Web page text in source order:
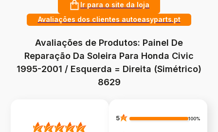
Ir para o site da loja
Avaliações dos clientes autoeasyparts.pt
Avaliações de Produtos: Painel De
Reparação Da Soleira Para Honda Civic
1995-2001 / Esquerda = Direita (Simétrico)
8629
5 100%